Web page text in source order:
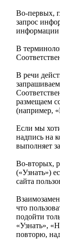
Во-первых,
запрос
информации
В
В речи
размещаем
(например,
Если мы
надпись на
выполняет
Во-вторых,
(«Узнать»)
сайта
что
подойти
«Узнать»,
повторю,